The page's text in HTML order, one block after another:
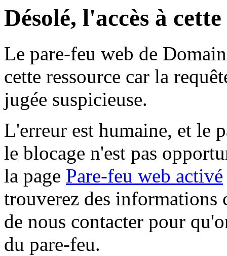
Désolé, l'accès à
Le pare-feu web de
cette ressource car la
jugée suspicieuse.
L'erreur est humaine, et le
le blocage n'est pas
la page Pare-feu web activé
trouverez des informations
de nous contacter pour
du pare-feu.